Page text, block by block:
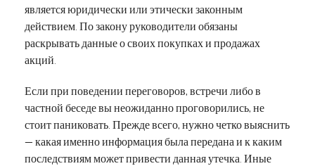
является юридически или этически законным
действием. По закону руководители обязаны
раскрывать данные о своих покупках и продажах
акций.
Если при поведении переговоров, встречи либо в
частной беседе вы неожиданно проговорились, не
стоит паниковать. Прежде всего, нужно четко выяснить
— какая именно информация была передана и к каким
последствиям может привести данная утечка. Иные